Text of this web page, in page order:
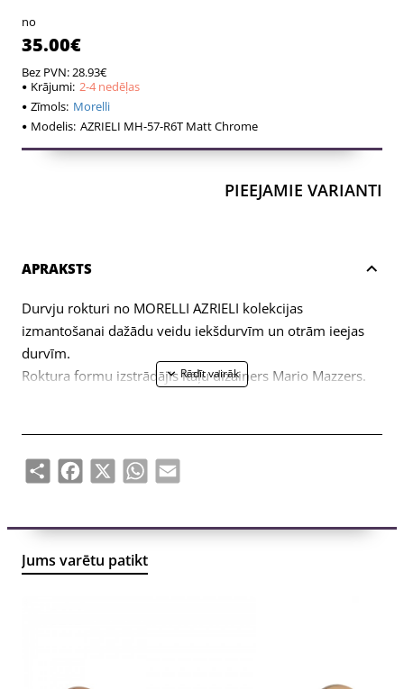
no
35.00€
Bez PVN: 28.93€
Krājumi: 2-4 nedēļas
Zīmols: Morelli
Modelis: AZRIELI MH-57-R6T Matt Chrome
PIEEJAMIE VARIANTI
APRAKSTS
Durvju rokturi no MORELLI AZRIELI kolekcijas
izmantošanai dažādu veidu iekšdurvīm un otrām ieejas
durvīm.
Roktura formu izstrādājis itāļu dizainers Mario Mazzers.
atslēga).
ShareFacebook
X WhatsApp
Email
Jums varētu patikt